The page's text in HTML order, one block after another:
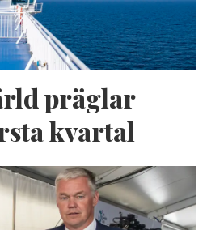
präglar
kvartal